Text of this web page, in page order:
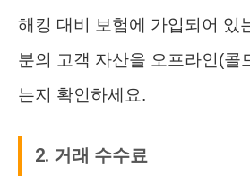
해킹 대비 보험에 가입되어 있
분의 고객 자산을 오프라인(콜
는지 확인하세요.
2. 거래 수수료